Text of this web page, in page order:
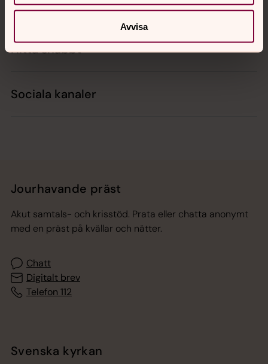
Avvisa
Kalender
Hitta snabbt
Sociala kanaler
Jourhavande präst
Akut samtals- och krisstöd. Prata eller chatta anonymt
med en präst på kvällar och nätter.
Chatt
Digitalt brev
Telefon 112
Svenska kyrkan